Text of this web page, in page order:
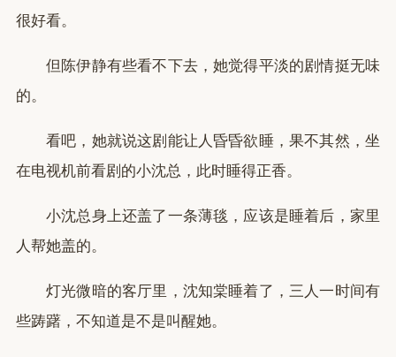
很好看。
但陈伊静有些看不下去，她觉得平淡的剧情挺无味
的。
看吧，她就说这剧能让人昏昏欲睡，果不其然，坐
在电视机前看剧的小沈总，此时睡得正香。
小沈总身上还盖了一条薄毯，应该是睡着后，家里
人帮她盖的。
灯光微暗的客厅里，沈知棠睡着了，三人一时间有
些踌躇，不知道是不是叫醒她。